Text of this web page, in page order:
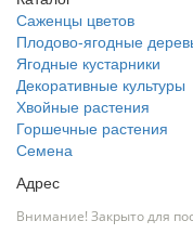
Саженцы цветов
Плодово-ягодные
Ягодные кустарники
Декоративные культуры
Хвойные растения
Горшечные растения
Семена
Адрес
Внимание! Закрыто для